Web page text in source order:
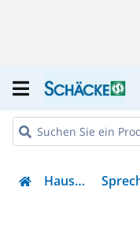
Haustechnik